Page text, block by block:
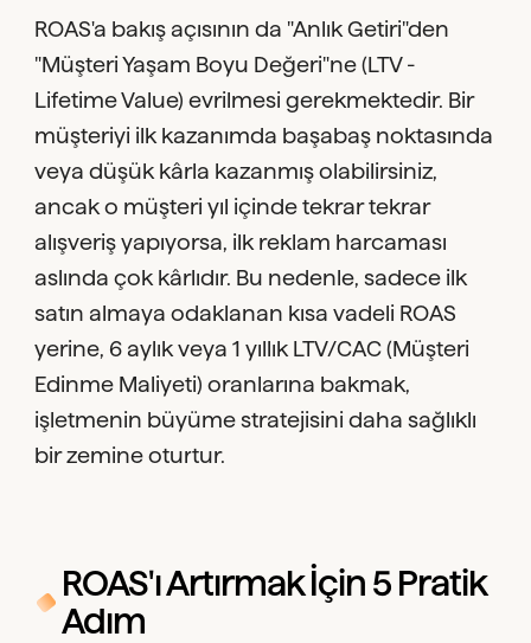
ROAS'a bakış açısının da "Anlık Getiri"den
"Müşteri Yaşam Boyu Değeri"ne (LTV -
Lifetime Value) evrilmesi gerekmektedir. Bir
müşteriyi ilk kazanımda başabaş noktasında
veya düşük kârla kazanmış olabilirsiniz,
ancak o müşteri yıl içinde tekrar tekrar
alışveriş yapıyorsa, ilk reklam harcaması
aslında çok kârlıdır. Bu nedenle, sadece ilk
satın almaya odaklanan kısa vadeli ROAS
yerine, 6 aylık veya 1 yıllık LTV/CAC (Müşteri
Edinme Maliyeti) oranlarına bakmak,
işletmenin büyüme stratejisini daha sağlıklı
bir zemine oturtur.
ROAS'ı Artırmak İçin 5 Pratik
Adım